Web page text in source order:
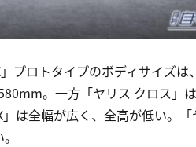
プロトタイプのボディサイズは
。一方「ヤリス クロス」
は全幅が広く、全高が低い。「